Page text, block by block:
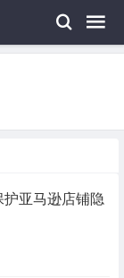
亚马逊店铺隐